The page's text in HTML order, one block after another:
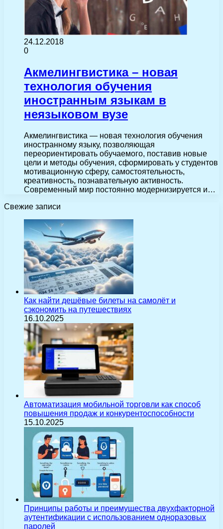
24.12.2018
0
Акмелингвистика – новая
технология обучения
иностранным языкам в
неязыковом вузе
Акмелингвистика — новая технология обучения
иностранному языку, позволяющая
переориентировать обучаемого, поставив новые
цели и методы обучения, сформировать у студентов
мотивационную сферу, самостоятельность,
креативность, познавательную активность.
Современный мир постоянно модернизируется и…
Свежие записи
Как найти дешёвые билеты на самолёт и
сэкономить на путешествиях
16.10.2025
Автоматизация мобильной торговли как способ
повышения продаж и конкурентоспособности
15.10.2025
Принципы работы и преимущества двухфакторной
аутентификации с использованием одноразовых
паролей